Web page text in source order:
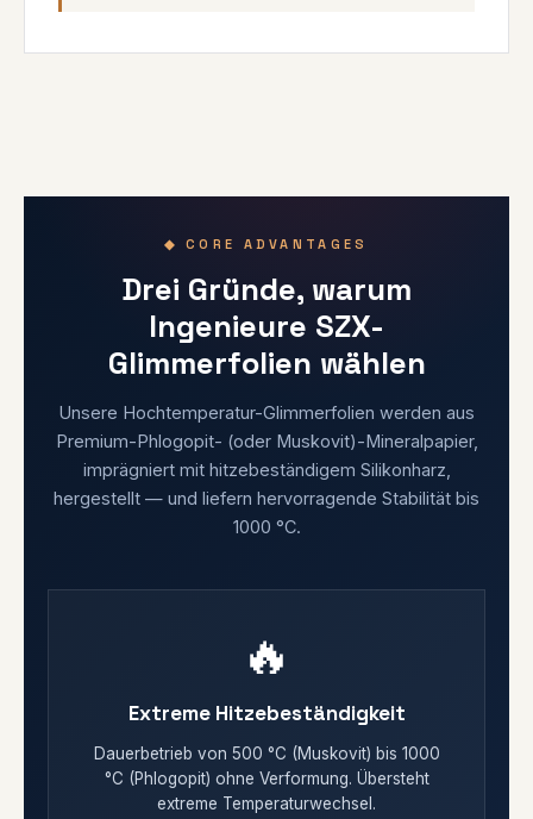
◆ CORE ADVANTAGES
Drei Gründe, warum
Ingenieure SZX-
Glimmerfolien wählen
Unsere Hochtemperatur-Glimmerfolien werden aus
Premium-Phlogopit- (oder Muskovit)-Mineralpapier,
imprägniert mit hitzebeständigem Silikonharz,
hergestellt — und liefern hervorragende Stabilität bis
1000 °C.
🔥
Extreme Hitzebeständigkeit
Dauerbetrieb von 500 °C (Muskovit) bis 1000
°C (Phlogopit) ohne Verformung. Übersteht
extreme Temperaturwechsel.